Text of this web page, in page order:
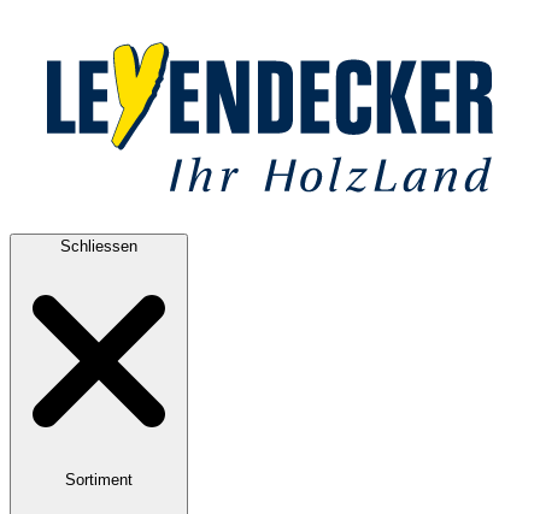
Schliessen
Sortiment